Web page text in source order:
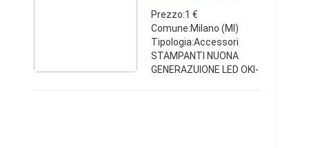
D'uso Gratutito
Prezzo:1 €
Comune:Milano (MI)
Tipologia:Accessori
STAMPANTI NUONA
GENERAZUIONE LED OKI-